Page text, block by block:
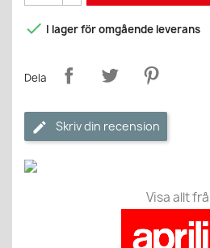
 I lager för omgående leverans
Dela
Skriv din recension
Visa allt